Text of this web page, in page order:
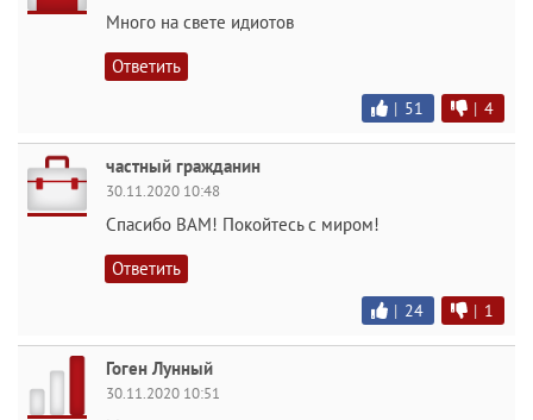
Много на свете идиотов
Ответить
| 51 | 4
частный гражданин
30.11.2020 10:48
Спасибо ВАМ! Покойтесь с миром!
Ответить
| 24 | 1
Гоген Лунный
30.11.2020 10:51